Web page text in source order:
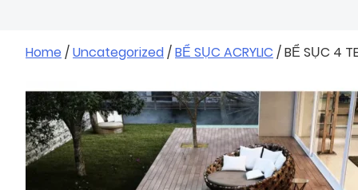
Home /Uncategorized/BỂ SỤC ACRYLIC / BỂ SỤC 4